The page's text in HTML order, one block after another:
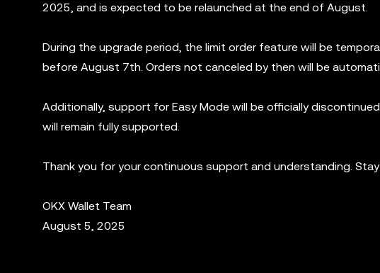
2025, and is expected to be relaunched at the end of August.
During the upgrade period, the limit order feature will be
before August 7th. Orders not canceled by then will be
Additionally, support for Easy Mode will be officially
will remain fully supported.
Thank you for your continuous support and understanding.
OKX Wallet Team
August 5, 2025